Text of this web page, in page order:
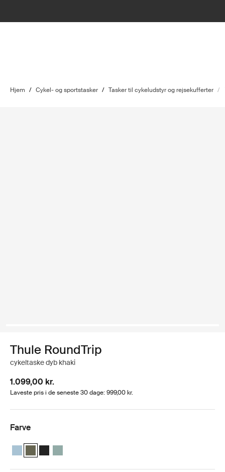
Hjem / Cykel- og sportstasker / Tasker til cykeludstyr og rejsekufferter /
Thule RoundTrip
cykeltaske dyb khaki
1.099,00 kr.
Laveste pris i de seneste 30 dage: 999,00 kr.
Farve
Thule RoundTrip bike duffel 55L Mellemblå
Thule RoundTrip bike duffel 55L Dyb khaki (selected)
Thule RoundTrip bike duffel 55L Sort
Thule RoundTrip bike duffel 55L Diset grøn